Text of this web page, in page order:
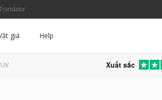
giá Help
Xuất sắc